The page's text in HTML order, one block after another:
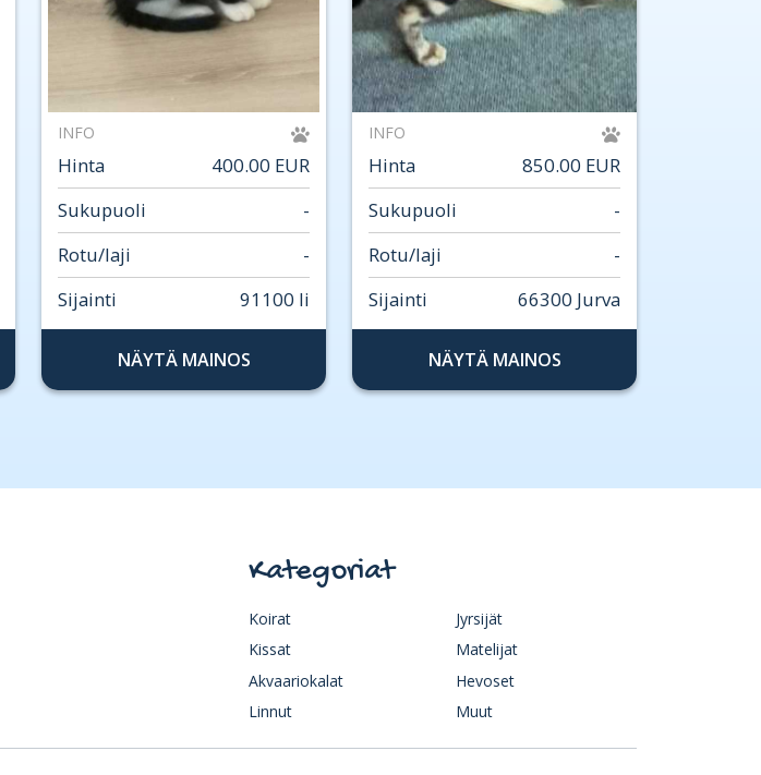
INFO
Hinta
400.00 EUR
Sukupuoli
-
Rotu/laji
-
Sijainti
91100 Ii
NÄYTÄ MAINOS
INFO
Hinta
850.00 EUR
Sukupuoli
-
Rotu/laji
-
Sijainti
66300 Jurva
NÄYTÄ MAINOS
Kategoriat
Koirat
Kissat
Akvaariokalat
Linnut
Jyrsijät
Matelijat
Hevoset
Muut